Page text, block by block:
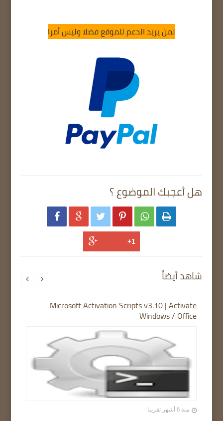
لمن يريد الدعم للموقع فضلا وليس أمرا
هل أعجبك الموضوع ؟
     
شاهد أيضاً
Microsoft Activation Scripts v3.10 | Activate
Windows / Office
منذ 6 أشهر تقريبا
 